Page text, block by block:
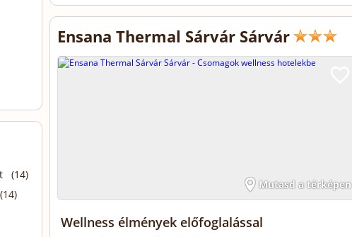
(14)
Ensana Thermal Sárvár Sárvár
Mutasd a térképen
Wellness élmények előfoglalással